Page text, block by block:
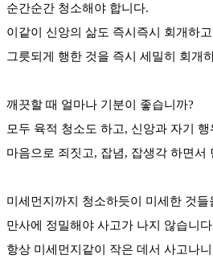
순간순간 청소해야 합니다.
이같이 신앙의 삶도 즉시즉시 회개하
그릇되게 행한 것을 즉시 세밀히 회개
깨끗할 때 얼마나 기분이 좋습니까?
모두 육적 청소도 하고, 신앙과 자기
마음으로 죄짓고, 잡념, 잡생각 하면
미세먼지까지 청소하듯이 미세한 것
만사에 정밀해야 사고가 나지 않습니
항상 미세먼지같이 작은 데서 사고나